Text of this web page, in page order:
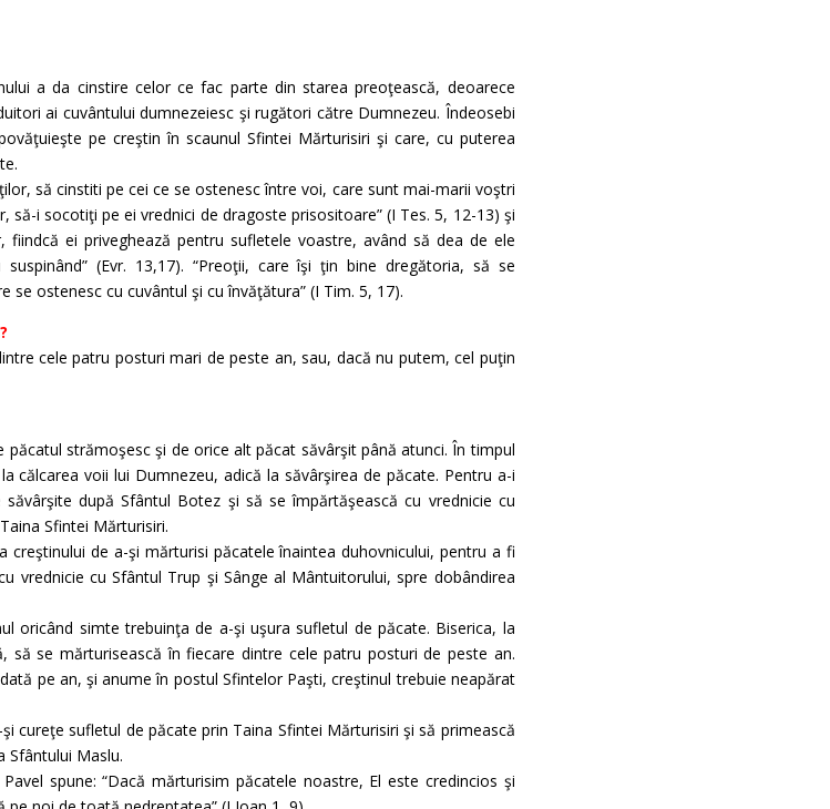
a da cinstire celor ce fac parte din starea preoţească, deoarece
ai cuvântului dumnezeiesc şi rugători către Dumnezeu. Îndeosebi
pe creştin în scaunul Sfintei Mărturisiri şi care, cu puterea
să cinstiti pe cei ce se ostenesc între voi, care sunt mai-marii voştri
să-i socotiţi pe ei vrednici de dragoste prisositoare” (I Tes. 5, 12-13) şi
ei priveghează pentru sufletele voastre, având să dea de ele
(Evr. 13,17). “Preoţii, care îşi ţin bine dregătoria, să se
se ostenesc cu cuvântul şi cu învăţătura” (I Tim. 5, 17).
cele patru posturi mari de peste an, sau, dacă nu putem, cel puţin
strămoşesc şi de orice alt păcat săvârşit până atunci. În timpul
călcarea voii lui Dumnezeu, adică la săvârşirea de păcate. Pentru a-i
după Sfântul Botez şi să se împărtăşească cu vrednicie cu
Sfintei Mărturisiri.
creştinului de a-şi mărturisi păcatele înaintea duhovnicului, pentru a fi
vrednicie cu Sfântul Trup şi Sânge al Mântuitorului, spre dobândirea
oricând simte trebuinţa de a-şi uşura sufletul de păcate. Biserica, la
să se mărturisească în fiecare dintre cele patru posturi de peste an.
pe an, şi anume în postul Sfintelor Paşti, creştinul trebuie neapărat
cureţe sufletul de păcate prin Taina Sfintei Mărturisiri şi să primească
Sfântului Maslu.
spune: “Dacă mărturisim păcatele noastre, El este credincios şi